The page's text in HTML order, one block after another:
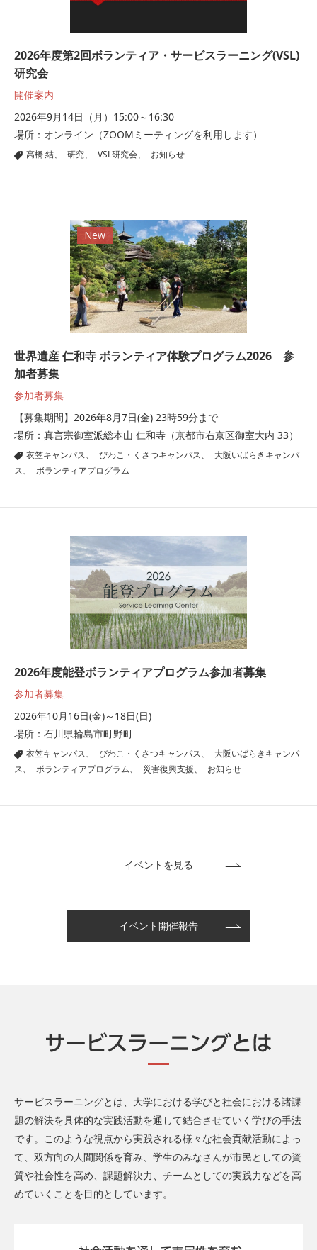
2026年度第2回ボランティア・サービスラーニング(VSL)
研究会
開催案内
2026年9月14日（月）15:00～16:30
場所：オンライン（ZOOMミーティングを利用します）
高橋 結 研究 VSL研究会 お知らせ
New
世界遺産 仁和寺 ボランティア体験プログラム2026 参
加者募集
参加者募集
【募集期間】2026年8月7日(金) 23時59分まで
場所：真言宗御室派総本山 仁和寺（京都市右京区御室大内 33）
衣笠キャンパス びわこ・くさつキャンパス
大阪いばらきキャンパ
ス
ボランティアプログラム
2026年度能登ボランティアプログラム参加者募集
参加者募集
2026年10月16日(金)～18日(日)
場所：石川県輪島市町野町
衣笠キャンパス びわこ・くさつキャンパス
大阪いばらきキャンパ
ス
ボランティアプログラム 災害復興支援 お知らせ
イベントを見る
イベント開催報告
サービスラーニングとは、大学における学びと社会における諸課
題の解決を具体的な実践活動を通して結合させていく学びの手法
です。このような視点から実践される様々な社会貢献活動によっ
て、双方向の人間関係を育み、学生のみなさんが市民としての資
質や社会性を高め、課題解決力、チームとしての実践力などを高
めていくことを目的としています。